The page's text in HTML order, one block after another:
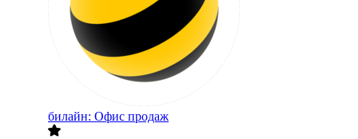
билайн: Офис продаж